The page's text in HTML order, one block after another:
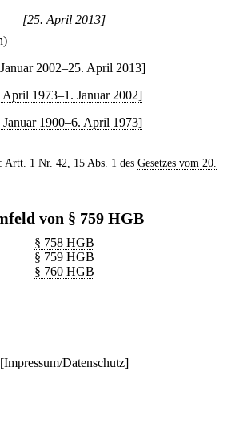
[25. April 2013]
2002–25. April 2013]
April 1973–1. Januar 2002]
Januar 1900–6. April 1973]
Artt. 1 Nr. 42, 15 Abs. 1 des Gesetzes vom 20.
von § 759 HGB
§ 758 HGB
§ 759 HGB
§ 760 HGB
[Impressum/Datenschutz]